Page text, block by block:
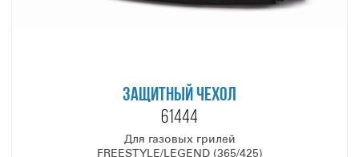
Левое, для доступа к лотку-жиросборнику со сменным
начального уровня, его возможности позволят воплотить
в жизнь большое количество кулинарных рецептов и
абсолютно точно удовлетворят гастрономические
ЗАЩИТНЫЙ ЧЕХОЛ
61444
Для газовых грилей
FREESTYLE/LEGEND (365/425)